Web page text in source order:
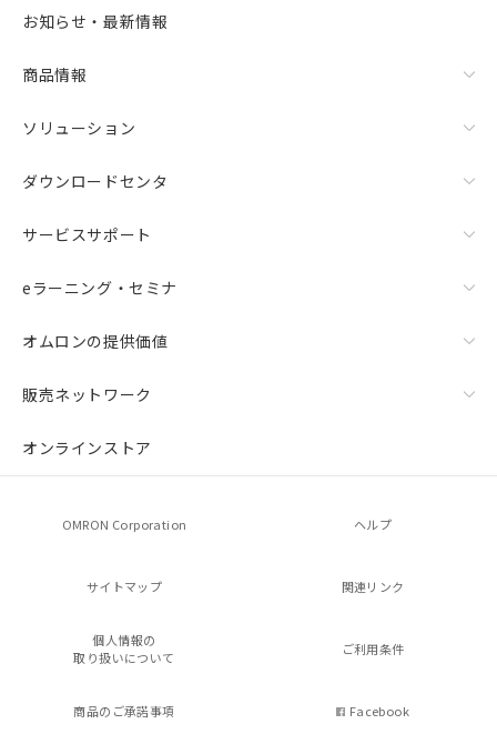
お知らせ・最新情報
商品情報
ソリューション
ダウンロードセンタ
サービスサポート
eラーニング・セミナ
オムロンの提供価値
販売ネットワーク
オンラインストア
OMRON Corporation ヘルプ
サイトマップ 関連リンク
個人情報の
取り扱いについて
ご利用条件
商品のご承諾事項 Facebook